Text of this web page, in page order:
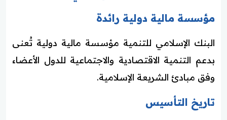
مؤسسة مالية دولية رائدة
البنك الإسلامي للتنمية مؤسسة مالية دولية تُعنى
بدعم التنمية الاقتصادية والاجتماعية للدول الأعضاء
وفق مبادئ الشريعة الإسلامية.
تاريخ التأسيس